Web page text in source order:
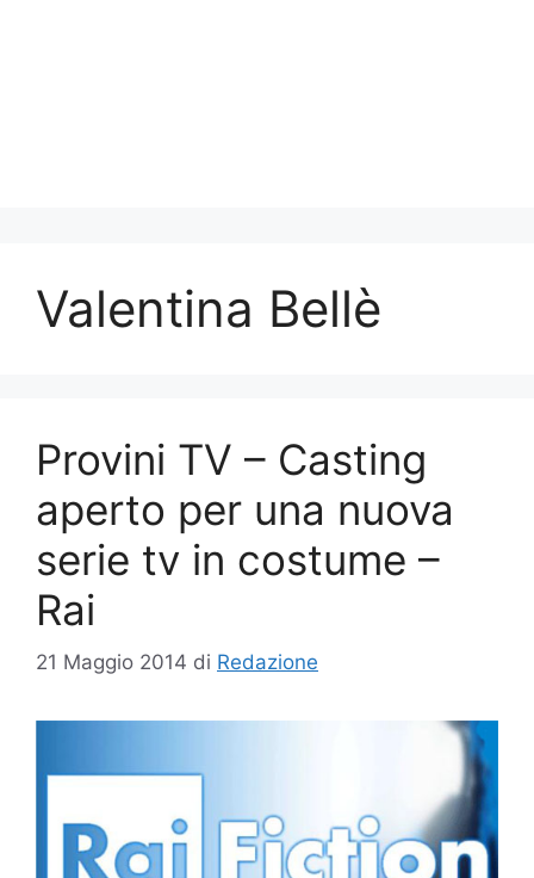
Valentina Bellè
Provini TV – Casting
aperto per una nuova
serie tv in costume –
Rai
21 Maggio 2014 di Redazione